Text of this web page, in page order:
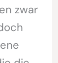
zwar